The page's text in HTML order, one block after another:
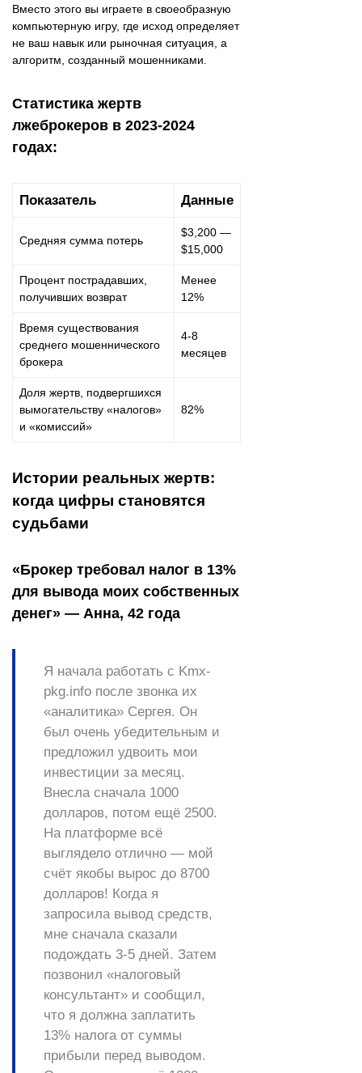
Вместо этого вы играете в своеобразную
компьютерную игру, где исход определяет
не ваш навык или рыночная ситуация, а
алгоритм, созданный мошенниками.
Статистика жертв
лжеброкеров в 2023-2024
годах:
Показатель Данные
Средняя сумма потерь
$3,200 —
$15,000
Процент пострадавших,
получивших возврат
Менее
12%
Время существования
среднего мошеннического
брокера
4-8
месяцев
Доля жертв, подвергшихся
вымогательству «налогов»
и «комиссий»
82%
Истории реальных жертв:
когда цифры становятся
судьбами
«Брокер требовал налог в 13%
для вывода моих собственных
денег» — Анна, 42 года
Я начала работать с Kmx-
pkg.info после звонка их
«аналитика» Сергея. Он
был очень убедительным и
предложил удвоить мои
инвестиции за месяц.
Внесла сначала 1000
долларов, потом ещё 2500.
На платформе всё
выглядело отлично — мой
счёт якобы вырос до 8700
долларов! Когда я
запросила вывод средств,
мне сначала сказали
подождать 3-5 дней. Затем
позвонил «налоговый
консультант» и сообщил,
что я должна заплатить
13% налога от суммы
прибыли перед выводом.